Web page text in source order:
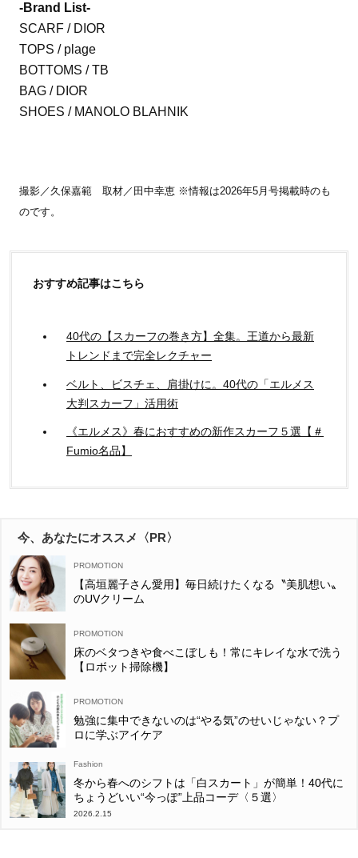
-Brand List-
SCARF / DIOR
TOPS / plage
BOTTOMS / TB
BAG / DIOR
SHOES / MANOLO BLAHNIK
撮影／久保嘉範 取材／田中幸恵 ※情報は2026年5月号掲載時のも
のです。
おすすめ記事はこちら
40代の【スカーフの巻き方】全集。王道から最新
トレンドまで完全レクチャー
ベルト、ビスチェ、肩掛けに。40代の「エルメス
大判スカーフ」活用術
《エルメス》春におすすめの新作スカーフ５選【＃
Fumio名品】
今、あなたにオススメ〈PR〉
【高垣麗子さん愛用】毎日続けたくなる〝美肌想い〟
のUVクリーム
床のベタつきや食べこぼしも！常にキレイな水で洗う
【ロボット掃除機】
勉強に集中できないのは“やる気”のせいじゃない？プ
ロに学ぶアイケア
Fashion
冬から春へのシフトは「白スカート」が簡単！40代に
ちょうどいい“今っぽ”上品コーデ〈５選〉
2026.2.15